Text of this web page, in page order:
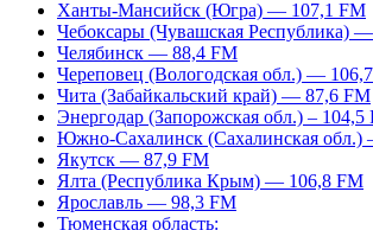
Ханты-Мансийск (Югра) — 107,1 FM
Чебоксары (Чувашская Республика)
Челябинск — 88,4 FM
Череповец (Вологодская обл.) —
Чита (Забайкальский край) — 87,6 FM
Энергодар (Запорожская обл.) – 104,5
Южно-Сахалинск (Сахалинская обл.)
Якутск — 87,9 FM
Ялта (Республика Крым) — 106,8 FM
Ярославль — 98,3 FM
Тюменская область: